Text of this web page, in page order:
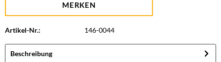
MERKEN
Artikel-Nr.: 146-0044
Beschreibung